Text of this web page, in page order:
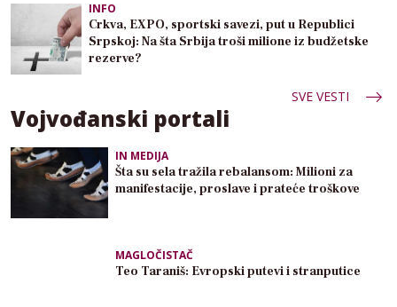
INFO
Crkva, EXPO, sportski savezi, put u Republici
Srpskoj: Na šta Srbija troši milione iz budžetske
rezerve?
SVE VESTI
Vojvođanski portali
IN MEDIJA
Šta su sela tražila rebalansom: Milioni za
manifestacije, proslave i prateće troškove
MAGLOČISTAČ
Teo Taraniš: Evropski putevi i stranputice